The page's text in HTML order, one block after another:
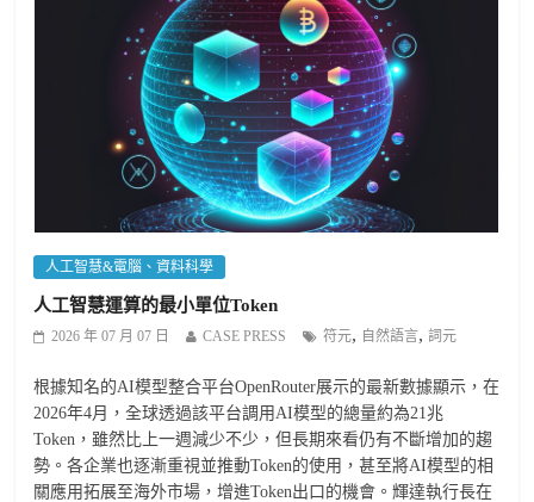
人工智慧&電腦、資料科學
人工智慧運算的最小單位Token
2026 年 07 月 07 日 CASE PRESS 符元, 自然語言,詞元
根據知名的AI模型整合平台OpenRouter展示的最新數據顯示，在
2026年4月，全球透過該平台調用AI模型的總量約為21兆
Token，雖然比上一週減少不少，但長期來看仍有不斷增加的趨
勢。各企業也逐漸重視並推動Token的使用，甚至將AI模型的相
關應用拓展至海外市場，增進Token出口的機會。輝達執行長在